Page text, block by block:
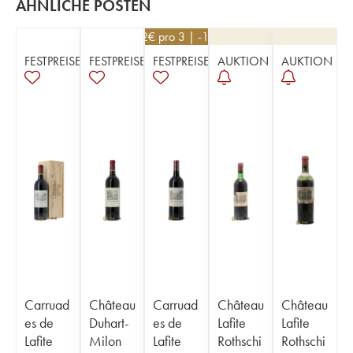
ÄHNLICHE POSTEN
FESTPREISE
Carruad
es de
Lafite
FESTPREISE
Château
Duhart-
Milon
252€ pro 3 | -10%
FESTPREISE
Carruad
es de
Lafite
AUKTION
Château
Lafite
Rothschi
AUKTION
Château
Lafite
Rothschi